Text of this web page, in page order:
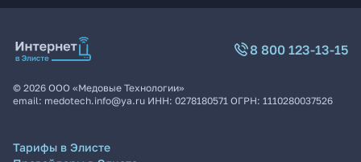
8 800 123-13-15
© 2026 ООО «Медовые Технологии»
email: medotech.info@ya.ru ИНН: 0278180571 ОГРН: 1110280037526
Тарифы в Элисте